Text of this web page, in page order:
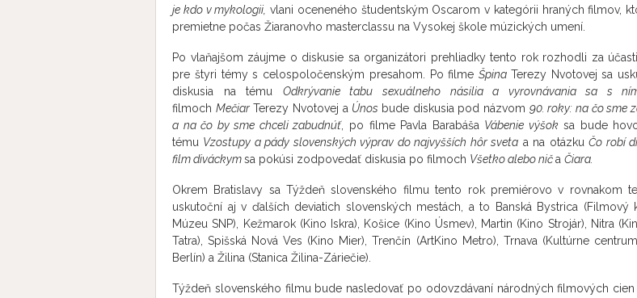
je kdo v mykologii, vlani oceneného študentským Oscarom v kategórii hraných filmov,
premietne počas Žiaranovho masterclassu na Vysokej škole múzických umení.
Po vlaňajšom záujme o diskusie sa organizátori prehliadky tento rok rozhodli za
pre štyri témy s celospoločenským presahom. Po filme Špina Terezy Nvotovej sa
diskusia na tému Odkrývanie tabu sexuálneho násilia a vyrovnávania sa s
filmoch MečiarTerezy Nvotovej a Únos bude diskusia pod názvom 90. roky: na čo sme
a na čo by sme chceli zabudnúť, po filme Pavla Barabáša Vábenie výšoksa bude
tému Vzostupy a pády slovenských výprav do najvyšších hôr sveta a na otázkuČo robí
film diváckymsa pokúsi zodpovedať diskusia po filmoch Všetko alebo niča Čiara.
Okrem Bratislavy sa Týždeň slovenského filmu tento rok premiérovo v rovnakom
uskutoční aj v ďalších deviatich slovenských mestách, a to Banská Bystrica (Filmový
Múzeu SNP), Kežmarok (Kino Iskra), Košice (Kino Úsmev), Martin (Kino Strojár), Nitra
Tatra), Spišská Nová Ves (Kino Mier), Trenčín (ArtKino Metro), Trnava (Kultúrne
Berlín) a Žilina (Stanica Žilina-Záriečie).
Týždeň slovenského filmu bude nasledovať po odovzdávaní národných filmových cien